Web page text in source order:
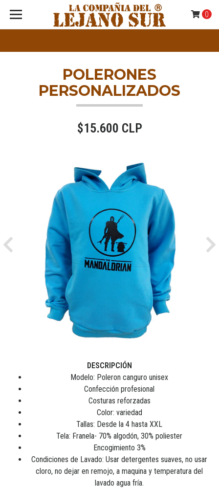
0
POLERONES
PERSONALIZADOS
$15.600 CLP
Previous
DESCRIPCIÓN
Modelo: Poleron canguro unisex
Confección profesional
Costuras reforzadas
Color: variedad
Tallas: Desde la 4 hasta XXL
Tela: Franela- 70% algodón, 30% poliester
Encogimiento 3%
Condiciones de Lavado: Usar detergentes suaves, no usar
cloro, no dejar en remojo, a maquina y temperatura del
lavado agua fría.